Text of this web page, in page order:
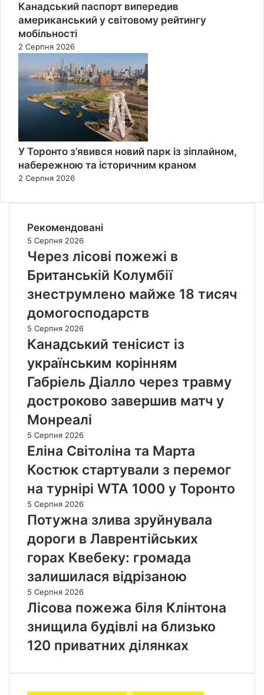
Канадський паспорт випередив
американський у світовому рейтингу
мобільності
2 Серпня 2026
У Торонто з’явився новий парк із зіплайном,
набережною та історичним краном
2 Серпня 2026
Рекомендовані
5 Серпня 2026
Через лісові пожежі в
Британській Колумбії
знеструмлено майже 18 тисяч
домогосподарств
5 Серпня 2026
Канадський тенісист із
українським корінням
Габріель Діалло через травму
достроково завершив матч у
Монреалі
5 Серпня 2026
Еліна Світоліна та Марта
Костюк стартували з перемог
на турнірі WTA 1000 у Торонто
5 Серпня 2026
Потужна злива зруйнувала
дороги в Лаврентійських
горах Квебеку: громада
залишилася відрізаною
5 Серпня 2026
Лісова пожежа біля Клінтона
знищила будівлі на близько
120 приватних ділянках